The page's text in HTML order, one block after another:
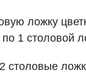
ложку
1 столовой
2 столовые